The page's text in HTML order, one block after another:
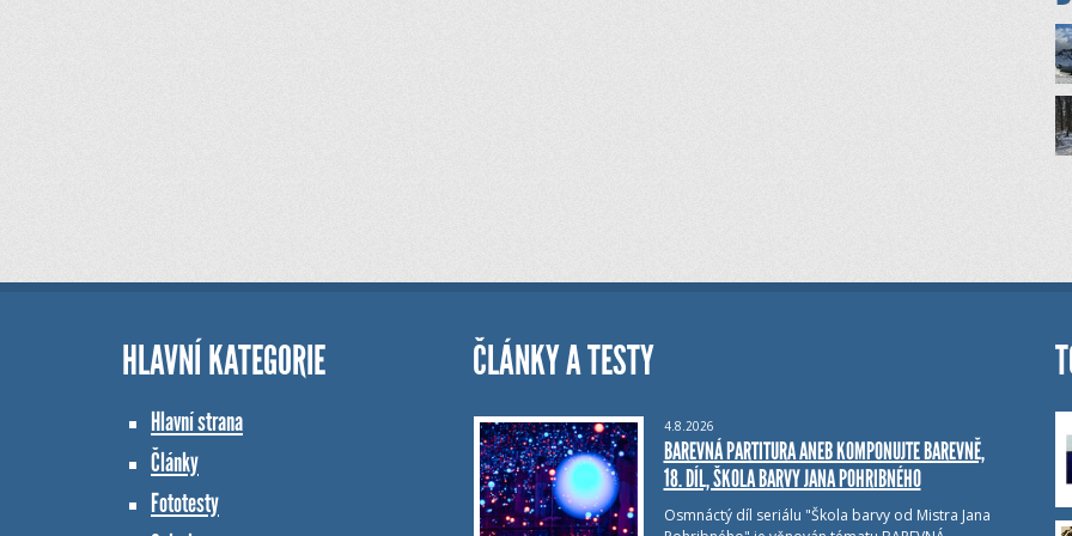
HLAVNÍ KATEGORIE
Hlavní strana
Články
Fototesty
ČLÁNKY A TESTY
4.8.2026
BAREVNÁ PARTITURA ANEB KOMPONUJTE BAREVNĚ,
18. DÍL, ŠKOLA BARVY JANA POHRIBNÉHO
Osmnáctý díl seriálu "Škola barvy od Mistra Jana